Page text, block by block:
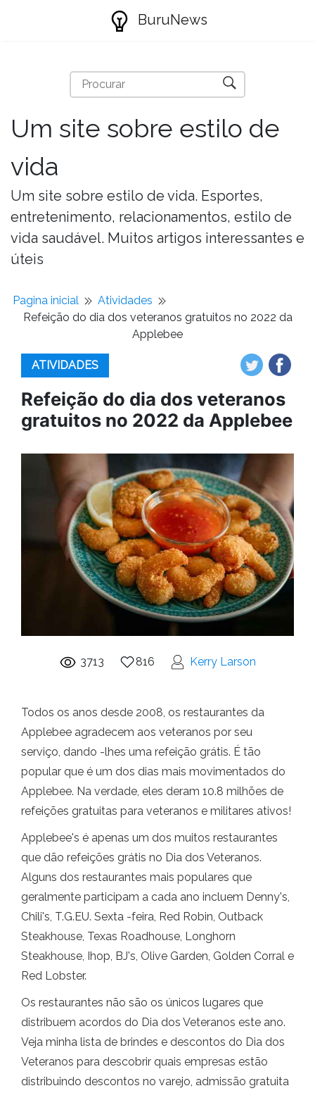
BuruNews
Um site sobre estilo de
vida
Um site sobre estilo de vida. Esportes,
entretenimento, relacionamentos, estilo de
vida saudável. Muitos artigos interessantes e
úteis
Pagina inicial
Atividades
Refeição do dia dos veteranos gratuitos no 2022 da
Applebee
ATIVIDADES
Refeição do dia dos veteranos
gratuitos no 2022 da Applebee
3713 816 Kerry Larson
Todos os anos desde 2008, os restaurantes da
Applebee agradecem aos veteranos por seu
serviço, dando -lhes uma refeição grátis. É tão
popular que é um dos dias mais movimentados do
Applebee. Na verdade, eles deram 10.8 milhões de
refeições gratuitas para veteranos e militares ativos!
Applebee's é apenas um dos muitos restaurantes
que dão refeições grátis no Dia dos Veteranos.
Alguns dos restaurantes mais populares que
geralmente participam a cada ano incluem Denny's,
Chili's, T.G.EU. Sexta -feira, Red Robin, Outback
Steakhouse, Texas Roadhouse, Longhorn
Steakhouse, Ihop, BJ's, Olive Garden, Golden Corral e
Red Lobster.
Os restaurantes não são os únicos lugares que
distribuem acordos do Dia dos Veteranos este ano.
Veja minha lista de brindes e descontos do Dia dos
Veteranos para descobrir quais empresas estão
distribuindo descontos no varejo, admissão gratuita